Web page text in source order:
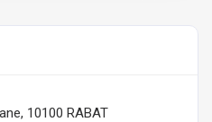
10100 RABAT